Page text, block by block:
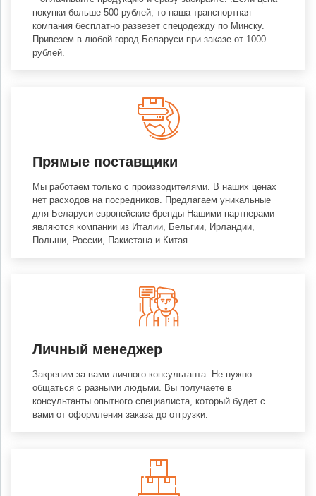
покупки больше 500 рублей, то наша транспортная
компания бесплатно развезет спецодежду по Минску.
Привезем в любой город Беларуси при заказе от 1000
рублей.
Прямые поставщики
Мы работаем только с производителями. В наших ценах
нет расходов на посредников. Предлагаем уникальные
для Беларуси европейские бренды Нашими партнерами
являются компании из Италии, Бельгии, Ирландии,
Польши, России, Пакистана и Китая.
Личный менеджер
Закрепим за вами личного консультанта. Не нужно
общаться с разными людьми. Вы получаете в
консультанты опытного специалиста, который будет с
вами от оформления заказа до отгрузки.